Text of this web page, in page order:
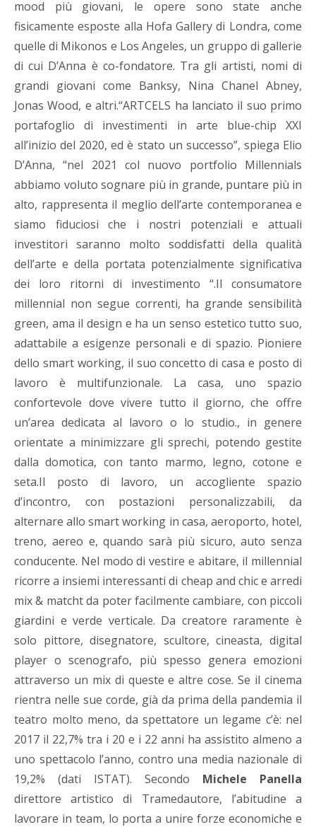
mood più giovani, le opere sono state anche
fisicamente esposte alla Hofa Gallery di Londra, come
quelle di Mikonos e Los Angeles, un gruppo di gallerie
di cui D’Anna è co-fondatore. Tra gli artisti, nomi di
grandi giovani come Banksy, Nina Chanel Abney,
Jonas Wood, e altri.“ARTCELS ha lanciato il suo primo
portafoglio di investimenti in arte blue-chip XXI
all’inizio del 2020, ed è stato un successo”, spiega Elio
D’Anna, “nel 2021 col nuovo portfolio Millennials
abbiamo voluto sognare più in grande, puntare più in
alto, rappresenta il meglio dell’arte contemporanea e
siamo fiduciosi che i nostri potenziali e attuali
investitori saranno molto soddisfatti della qualità
dell’arte e della portata potenzialmente significativa
dei loro ritorni di investimento “.Il consumatore
millennial non segue correnti, ha grande sensibilità
green, ama il design e ha un senso estetico tutto suo,
adattabile a esigenze personali e di spazio. Pioniere
dello smart working, il suo concetto di casa e posto di
lavoro è multifunzionale. La casa, uno spazio
confortevole dove vivere tutto il giorno, che offre
un’area dedicata al lavoro o lo studio., in genere
orientate a minimizzare gli sprechi, potendo gestite
dalla domotica, con tanto marmo, legno, cotone e
seta.Il posto di lavoro, un accogliente spazio
d’incontro, con postazioni personalizzabili, da
alternare allo smart working in casa, aeroporto, hotel,
treno, aereo e, quando sarà più sicuro, auto senza
conducente. Nel modo di vestire e abitare, il millennial
ricorre a insiemi interessanti di cheap and chic e arredi
mix & matcht da poter facilmente cambiare, con piccoli
giardini e verde verticale. Da creatore raramente è
solo pittore, disegnatore, scultore, cineasta, digital
player o scenografo, più spesso genera emozioni
attraverso un mix di queste e altre cose. Se il cinema
rientra nelle sue corde, già da prima della pandemia il
teatro molto meno, da spettatore un legame c’è: nel
2017 il 22,7% tra i 20 e i 22 anni ha assistito almeno a
uno spettacolo l’anno, contro una media nazionale di
19,2% (dati ISTAT). Secondo Michele Panella
direttore artistico di Tramedautore, l’abitudine a
lavorare in team, lo porta a unire forze economiche e